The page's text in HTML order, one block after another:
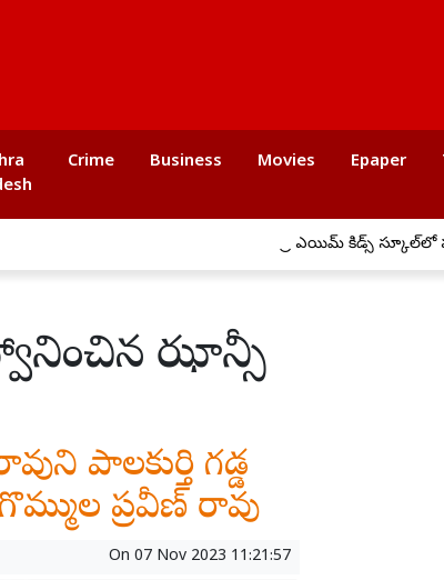
Crime Business Movies Epaper
ప్రీ ఎయిమ్ కిడ్స్ స్కూల్‌లో ఘనంగా బోనాల
ఝాన్సీ
పాలకుర్తి గడ్డ
ప్రవీణ్ రావు
On 07 Nov 2023 11:21:57